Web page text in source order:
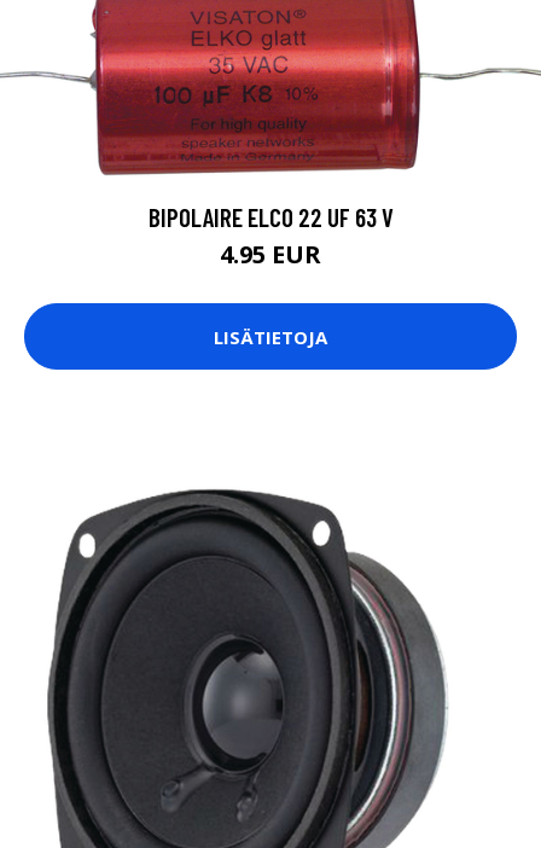
BIPOLAIRE ELCO 22 UF 63 V
4.95 EUR
LISÄTIETOJA